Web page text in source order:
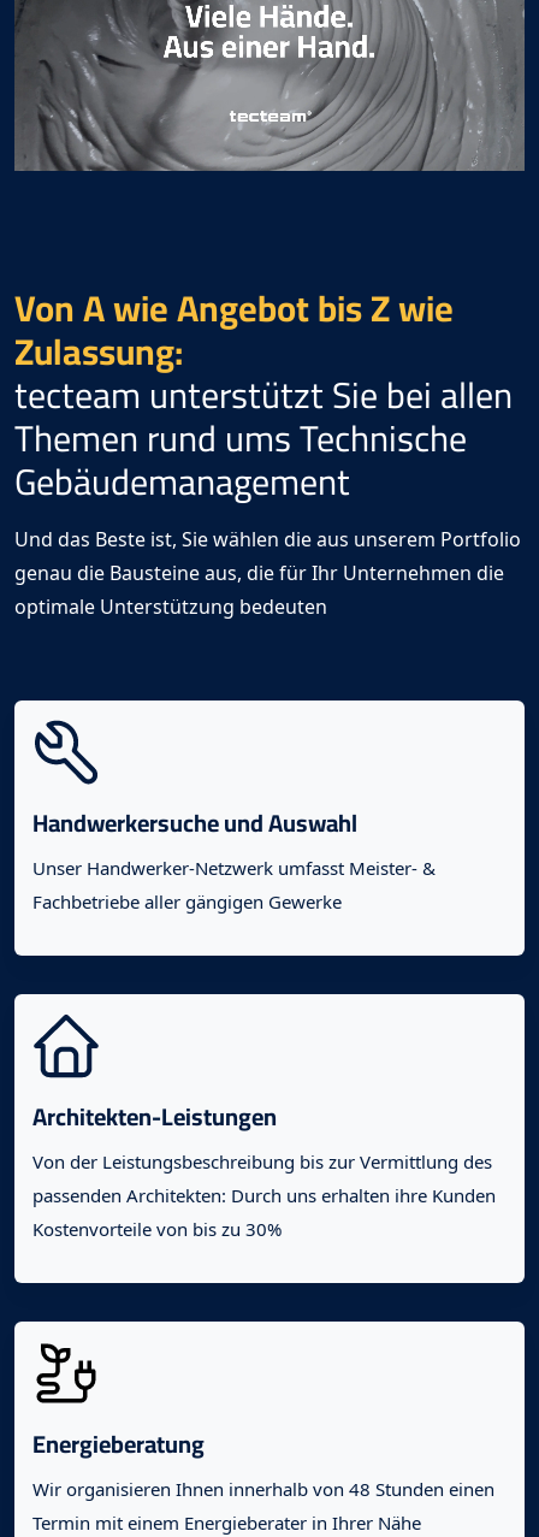
Von A wie Angebot bis Z wie
Zulassung:
tecteamunterstützt Sie bei allen
Themen rund ums Technische
Gebäudemanagement
Und das Beste ist, Sie wählen die aus unserem Portfolio
genau die Bausteine aus, die für Ihr Unternehmen die
optimale Unterstützung bedeuten
Handwerkersuche und Auswahl
Unser Handwerker-Netzwerk umfasst Meister- &
Fachbetriebe aller gängigen Gewerke
Architekten-Leistungen
Von der Leistungsbeschreibung bis zur Vermittlung des
passenden Architekten: Durch uns erhalten ihre Kunden
Kostenvorteile von bis zu 30%
Energieberatung
Wir organisieren Ihnen innerhalb von 48 Stunden einen
Termin mit einem Energieberater in Ihrer Nähe